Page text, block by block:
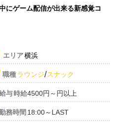
にゲーム配信が出来る新感覚コ
エリア横浜
職種ラウンジ/スナック
与時給4500円～円以上
務時間 18:00～LAST